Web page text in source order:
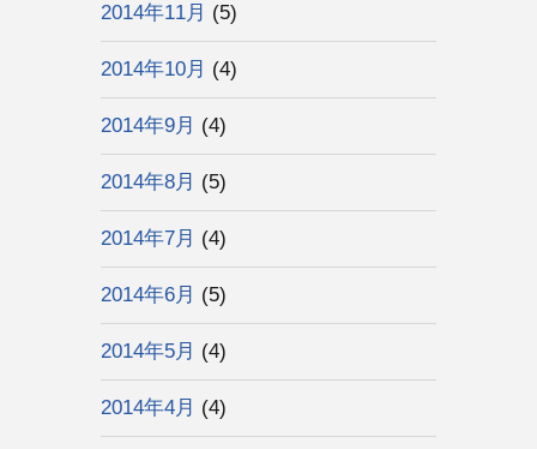
2014年11月 (5)
2014年10月 (4)
2014年9月 (4)
2014年8月 (5)
2014年7月 (4)
2014年6月 (5)
2014年5月 (4)
2014年4月 (4)